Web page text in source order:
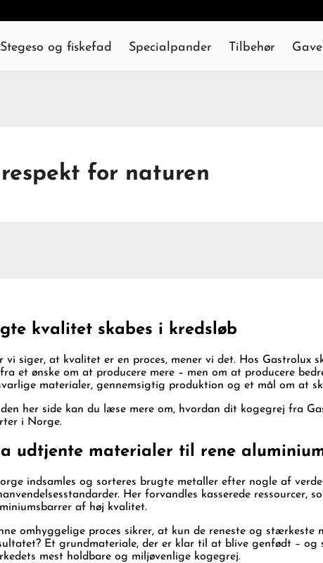
Stegeso og fiskefad Specialpander Tilbehør
for naturen
kvalitet skabes i kredsløb
vi siger, at kvalitet er en proces, mener vi det. Hos Gastrolux
et ønske om at producere mere – men om at producere
materialer, gennemsigtig produktion og et mål om at
den her side kan du læse mere om, hvordan dit kogegrej fra
i Norge.
udtjente materialer til rene
indsamles og sorteres brugte metaller efter nogle af
Her forvandles kasserede ressourcer,
af høj kvalitet.
omhyggelige proces sikrer, at kun de reneste og stærkeste
Et grundmateriale, der er klar til at blive genfødt –
mest holdbare og miljøvenlige kogegrej.